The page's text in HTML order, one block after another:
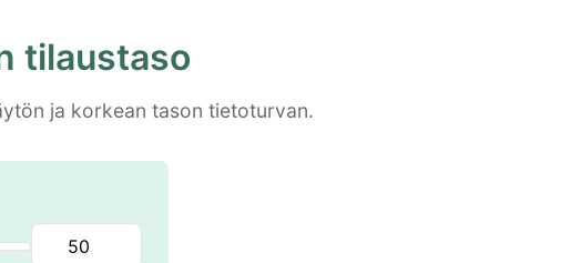
tilaustaso
ja korkean tason tietoturvan.